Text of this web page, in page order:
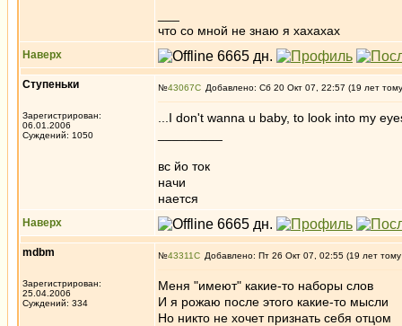
что со мной не знаю я хахахах
Наверх
Ступеньки
Зарегистрирован:
06.01.2006
Суждений: 1050
№43067 Добавлено: Сб 20 Окт 07, 22:57 (19 лет
...I don't wanna u baby, to look into my
вс йо ток
начи
нается
Наверх
mdbm
Зарегистрирован:
25.04.2006
Суждений: 334
№43311 Добавлено: Пт 26 Окт 07, 02:55 (19 лет
Меня "имеют" какие-то наборы слов
И я рожаю после этого какие-то мысли
Но никто не хочет признать себя отцом